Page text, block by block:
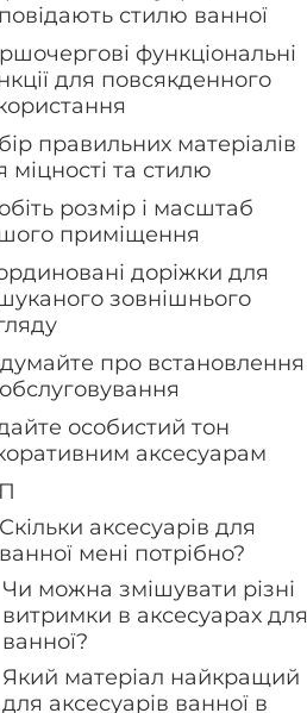
стилю ванної
функціональні
для повсякденного
правильних матеріалів
міцності та стилю
розмір і масштаб
приміщення
доріжки для
зовнішнього
про встановлення
особистий тон
аксесуарам
Скільки аксесуарів для
ванної мені потрібно?
Чи можна змішувати різні
витримки в аксесуарах для
ванної?
Який матеріал найкращий
для аксесуарів ванної в